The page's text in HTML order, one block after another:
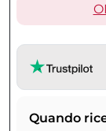
Quando